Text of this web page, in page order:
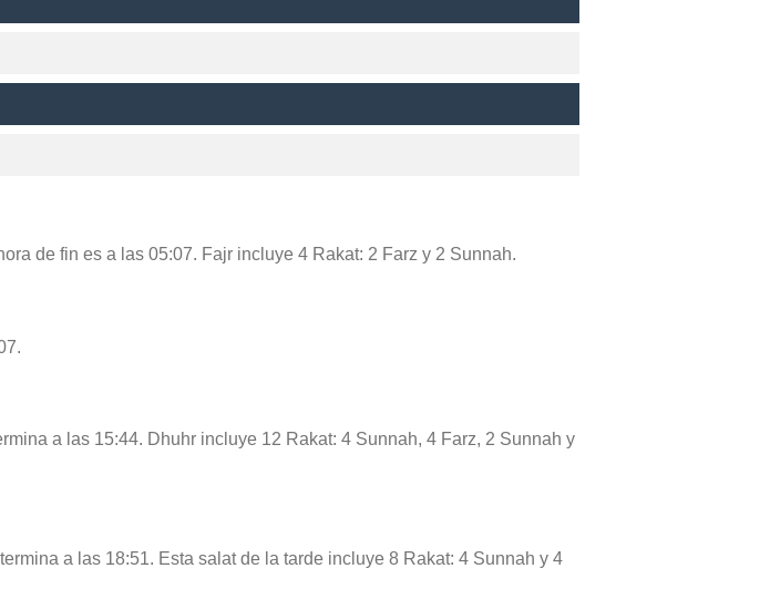
de fin es a las 05:07. Fajr incluye 4 Rakat: 2 Farz y 2 Sunnah.
a las 15:44. Dhuhr incluye 12 Rakat: 4 Sunnah, 4 Farz, 2 Sunnah y
a las 18:51. Esta salat de la tarde incluye 8 Rakat: 4 Sunnah y 4